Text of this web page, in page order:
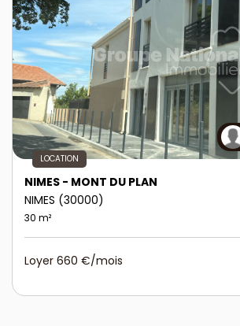
LOCATION
NIMES - MONT DU PLAN
NIMES (30000)
30 m²
Loyer 660 €/mois